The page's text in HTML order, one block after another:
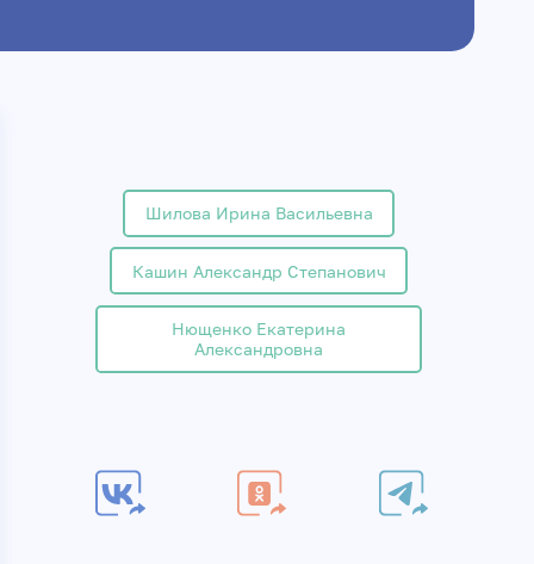
Шилова Ирина Васильевна
Кашин Александр Степанович
Нющенко Екатерина
Александровна